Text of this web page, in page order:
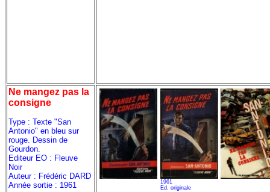
Ne mangez pas la
consigne
Type : Texte "San
Antonio" en bleu sur
rouge. Dessin de
Gourdon.
Editeur EO : Fleuve
Noir
Auteur : Frédéric DARD
Année sortie : 1961
1961
Ed. originale